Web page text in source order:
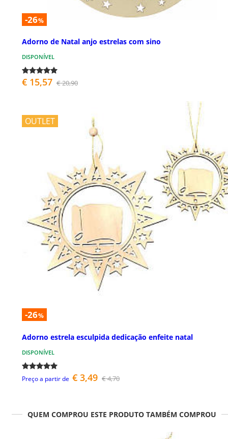
-26%
Adorno de Natal anjo estrelas com sino
DISPONÍVEL
€ 15,57 € 20,90
OUTLET
-26%
Adorno estrela esculpida dedicação enfeite natal
DISPONÍVEL
Preço a partir de € 3,49 € 4,70
QUEM COMPROU ESTE PRODUTO TAMBÉM COMPROU